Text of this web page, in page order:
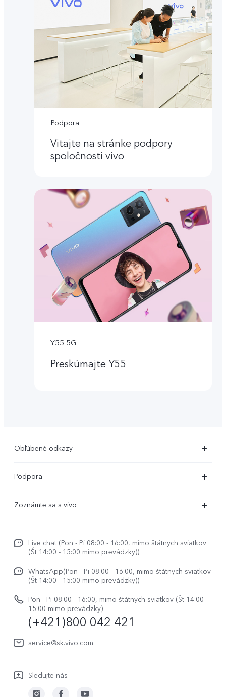
Podpora
Vitajte na stránke podpory
spoločnosti vivo
Y55 5G
Preskúmajte Y55
Obľúbené odkazy
V29
Y33s
Všetky modely
Podpora
Overenie IMEI
Aktualizácia systému
Užívateľský manuál
Zapisnik nadogradnje
Záručné podmienky
Servisná služba
Zoznámte sa s vivo
Život vo vivo
O nás
Právne upozornenie
Udržateľnosť
Centrum ochrany osobných údajov vivo
Live chat (Pon - Pi 08:00 - 16:00, mimo štátnych sviatkov
(Št 14:00 - 15:00 mimo prevádzky))
WhatsApp(Pon - Pi 08:00 - 16:00, mimo štátnych sviatkov
(Št 14:00 - 15:00 mimo prevádzky))
Pon - Pi 08:00 - 16:00, mimo štátnych sviatkov (Št 14:00 -
15:00 mimo prevádzky)
(+421)800 042 421
service@sk.vivo.com
Sledujte nás